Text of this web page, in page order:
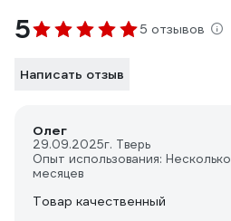
5 5 отзывов
Написать отзыв
Олег
29.09.2025г. Тверь
Опыт использования: Несколько
месяцев
Товар качественный